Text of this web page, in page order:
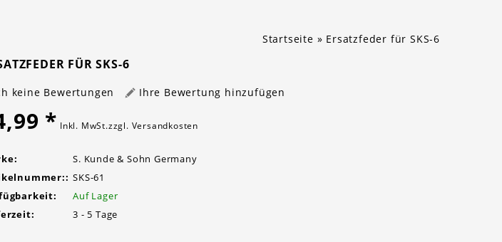
Startseite » Ersatzfeder für SKS-6
FÜR SKS-6
keine Bewertungen Ihre Bewertung hinzufügen
* Inkl. MwSt.zzgl. Versandkosten
S. Kunde & Sohn Germany
SKS-61
Auf Lager
3 - 5 Tage